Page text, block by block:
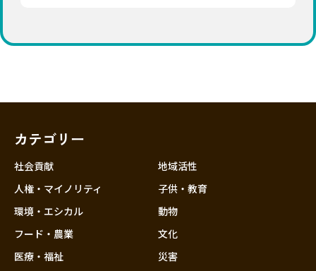
広島
カテゴリー
社会貢献
人権・マイノリティ
環境・エシカル
フード・農業
医療・福祉
地域活性
子供・教育
動物
文化
災害